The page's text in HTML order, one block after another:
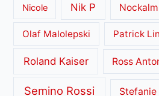
Nicole Nik P
Olaf Malolepski Patrick
Roland Kaiser Ross
Semino Rossi